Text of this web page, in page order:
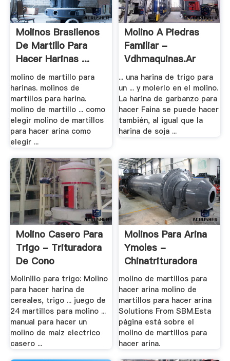
Molinos Brasilenos
De Martillo Para
Hacer Harinas ...
molino de martillo para
harinas. molinos de
martillos para harina.
molino de martillo ... como
elegir molino de martillos
para hacer arina como
elegir ...
Molino A Piedras
Familiar -
Vdhmaquinas.ar
... una harina de trigo para
un ... y molerlo en el molino.
La harina de garbanzo para
hacer Faina se puede hacer
también, al igual que la
harina de soja ...
Molino Casero Para
Trigo - Trituradora
De Cono
Molinillo para trigo: Molino
para hacer harina de
cereales, trigo ... juego de
24 martillos para molino ...
manual para hacer un
molino de maiz electrico
casero ...
Molinos Para Arina
Ymoles -
Chinatrituradora
molino de martillos para
hacer arina molino de
martillos para hacer arina
Solutions From SBM.Esta
página está sobre el
molino de martillos para
hacer arina.